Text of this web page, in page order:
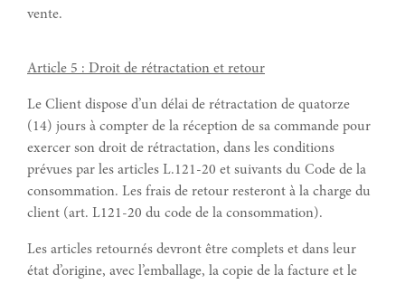
vente.
Article 5 : Droit de rétractation et retour
Le Client dispose d’un délai de rétractation de quatorze
(14) jours à compter de la réception de sa commande pour
exercer son droit de rétractation, dans les conditions
prévues par les articles L.121-20 et suivants du Code de la
consommation. Les frais de retour resteront à la charge du
client (art. L121-20 du code de la consommation).
Les articles retournés devront être complets et dans leur
état d’origine, avec l’emballage, la copie de la facture et le